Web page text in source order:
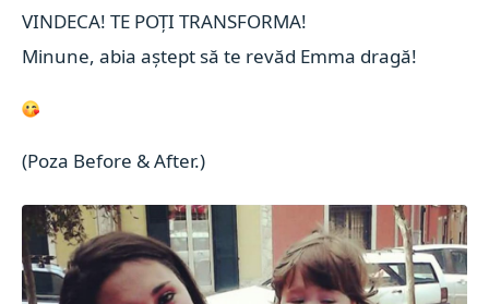
VINDECA! TE POȚI TRANSFORMA!
Minune, abia aștept să te revăd Emma dragă!
(Poza Before & After.)